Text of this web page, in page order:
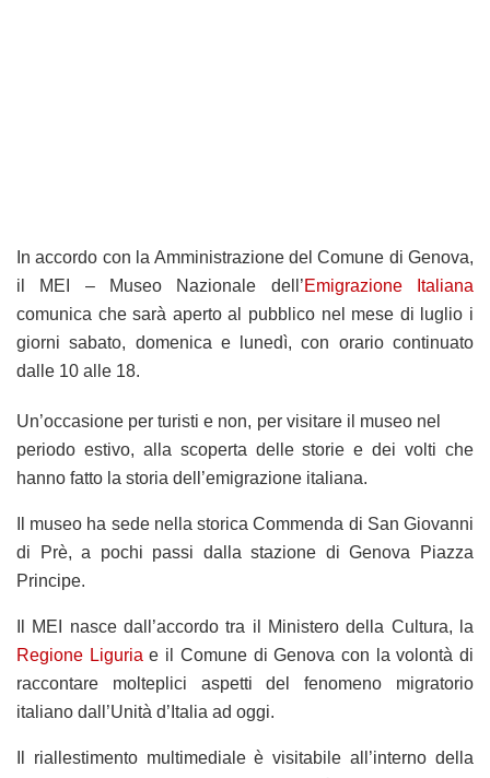
In accordo con la Amministrazione del Comune di Genova,
il MEI – Museo Nazionale dell’Emigrazione Italiana
comunica che sarà aperto al pubblico nel mese di luglio i
giorni sabato, domenica e lunedì, con orario continuato
dalle 10 alle 18.
Un’occasione per turisti e non, per visitare il museo nel
periodo estivo, alla scoperta delle storie e dei volti che
hanno fatto la storia dell’emigrazione italiana.
Il museo ha sede nella storica Commenda di San Giovanni
di Prè, a pochi passi dalla stazione di Genova Piazza
Principe.
Il MEI nasce dall’accordo tra il Ministero della Cultura, la
Regione Liguria e il Comune di Genova con la volontà di
raccontare molteplici aspetti del fenomeno migratorio
italiano dall’Unità d’Italia ad oggi.
Il riallestimento multimediale è visitabile all’interno della